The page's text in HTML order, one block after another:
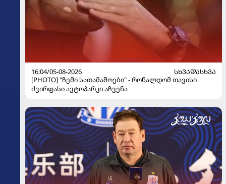
16:04/05-08-2026
ᲡᲮᲕᲐᲓᲐᲡᲮᲕᲐ
[PHOTO] "ჩემი სათამაშოები" - რონალდომ თავისი
ძვირფასი ავტოპარკი აჩვენა